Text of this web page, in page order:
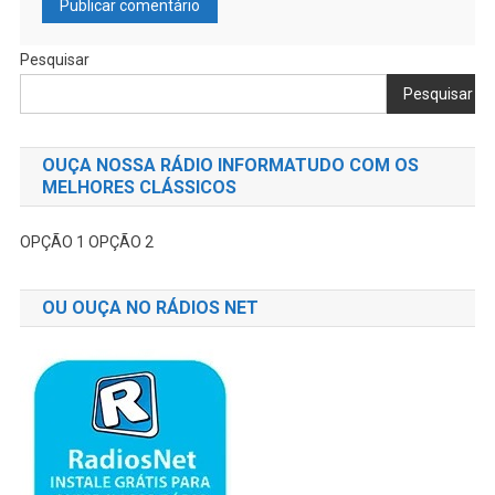
Pesquisar
Pesquisar
OUÇA NOSSA RÁDIO INFORMATUDO COM OS
MELHORES CLÁSSICOS
OPÇÃO 1 OPÇÃO 2
OU OUÇA NO RÁDIOS NET